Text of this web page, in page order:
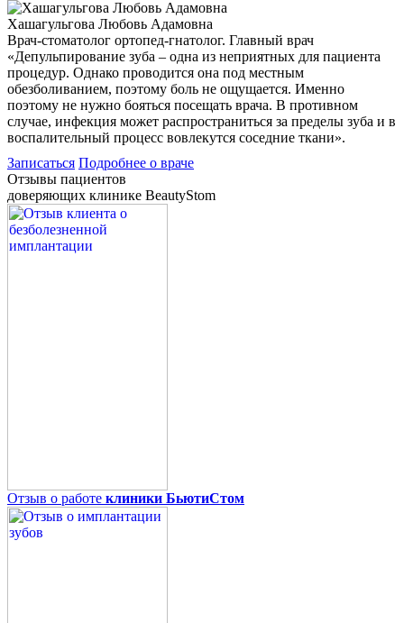
Хашагульгова Любовь Адамовна
Врач-стоматолог ортопед-гнатолог. Главный врач
«Депульпирование зуба – одна из неприятных для пациента
процедур. Однако проводится она под местным
обезболиванием, поэтому боль не ощущается. Именно
поэтому не нужно бояться посещать врача. В противном
случае, инфекция может распространиться за пределы зуба и в
воспалительный процесс вовлекутся соседние ткани».
Записаться Подробнее о враче
Отзывы пациентов
доверяющих клинике BeautyStom
Отзыв о работе клиники БьютиСтом